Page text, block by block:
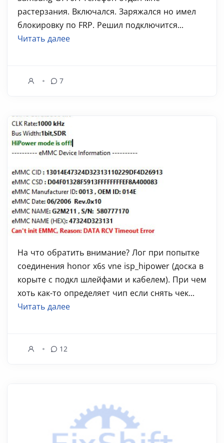
растерзания. Включался. Заряжался но имел
блокировку по FRP. Решил подключится...
Читать далее
7
На что обратить внимание? Лог при попытке
соединения honor x6s vne isp_hipower (доска в
корыте с подкл шлейфами и кабелем). При чем
хоть как-то определяет чип если снять чек...
Читать далее
12